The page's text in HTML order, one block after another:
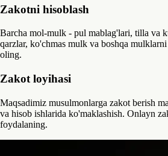
Zakotni hisoblash
Barcha mol-mulk - pul mablag'lari, tilla va
qarzlar, ko'chmas mulk va boshqa
oling.
Zakot loyihasi
Maqsadimiz musulmonlarga zakot berish
va hisob ishlarida ko'maklashish. Onlayn
foydalaning.